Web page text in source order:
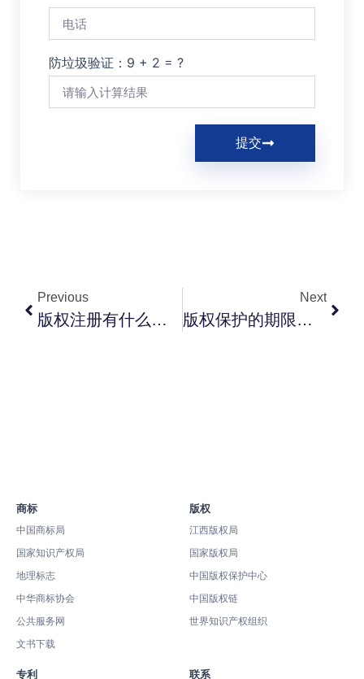
防垃圾验证：9 + 2 = ?
提交
Previous
版权注册有什么好处？
Next
版权保护的期限是多久？
商标
中国商标局
国家知识产权局
地理标志
中华商标协会
公共服务网
文书下载
版权
江西版权局
国家版权局
中国版权保护中心
中国版权链
世界知识产权组织
专利 联系